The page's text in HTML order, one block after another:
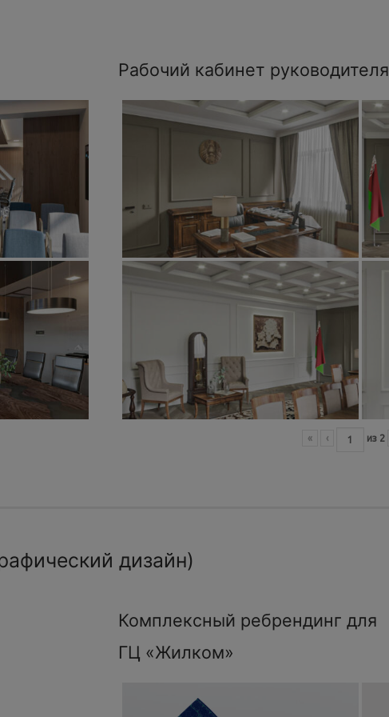
Рабочий кабинет руководителя
« ‹ из 2
дизайн)
Комплексный ребрендинг для
ГЦ «Жилком»